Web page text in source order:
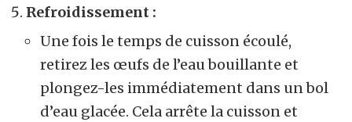
Refroidissement :
Une fois le temps de cuisson écoulé,
retirez les œufs de l’eau bouillante et
plongez-les immédiatement dans un bol
d’eau glacée. Cela arrête la cuisson et